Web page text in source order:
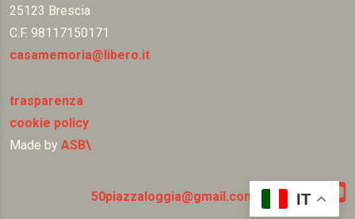
IT
25123 Brescia
C.F. 98117150171
casamemoria@libero.it
trasparenza
cookie policy
Made by ASB\
50piazzaloggia@gmail.com